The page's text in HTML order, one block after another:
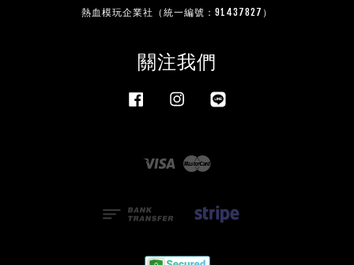
熱血模玩企業社（統一編號：91437827）
關注我們
Facebook Instagram
Visa